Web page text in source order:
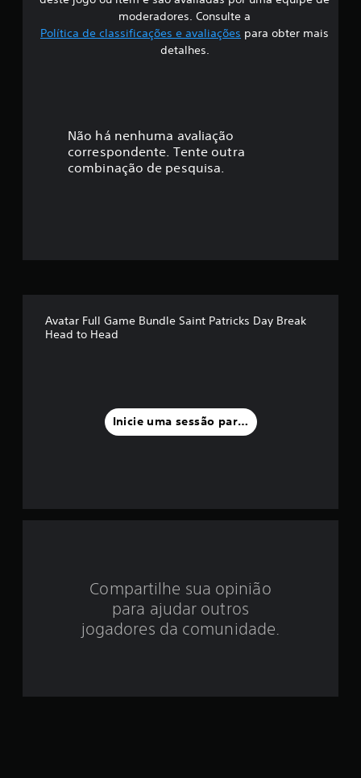
m
d
e
s
moderadores. Consulte a
Política de classificações e avaliações para obter mais
detalhes.
Não há nenhuma avaliação
correspondente. Tente outra
combinação de pesquisa.
Avatar Full Game Bundle Saint Patricks Day Break
Head to Head
Inicie uma sessão para classificar
Compartilhe sua opinião
para ajudar outros
jogadores da comunidade.